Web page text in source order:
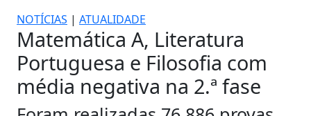
NOTÍCIAS | ATUALIDADE
Matemática A, Literatura
Portuguesa e Filosofia com
média negativa na 2.ª fase